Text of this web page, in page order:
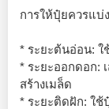
การให้ปุ๋ยควรแบ่
* ระยะต้นอ่อน: ใ
* ระยะออกดอก:
สร้างเมล็ด
* ระยะติดฝัก: ใช้